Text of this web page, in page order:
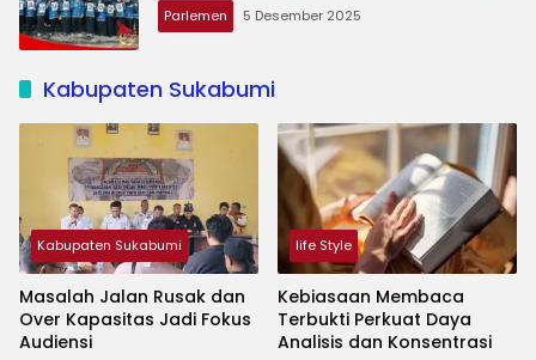
Parlemen 5 Desember 2025
Kabupaten Sukabumi
Kabupaten Sukabumi
Masalah Jalan Rusak dan
Over Kapasitas Jadi Fokus
Audiensi
life Style
Kebiasaan Membaca
Terbukti Perkuat Daya
Analisis dan Konsentrasi